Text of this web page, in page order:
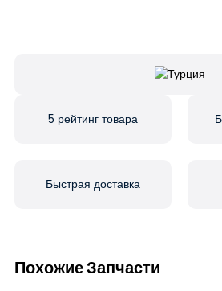
5 рейтинг товара
Быстрая доставка
Похожие Запчасти